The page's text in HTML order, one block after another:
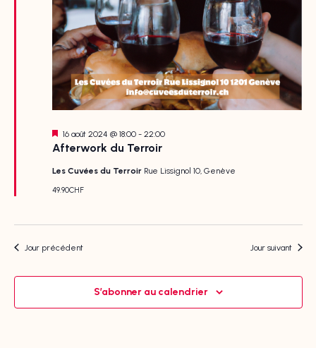
Afterwork du Terroir
Mis
en
16 août 2024 @ 18:00- 22:00
Les Cuvées du Terroir Rue Lissignol 10, Genève
49.90CHF
Jour précédent Jour suivant
S’abonner au calendrier